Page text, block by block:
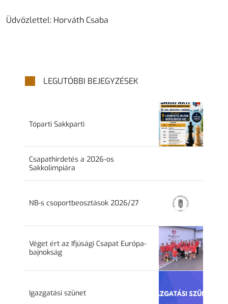
Üdvözlettel: Horváth Csaba
LEGUTÓBBI BEJEGYZÉSEK
Tóparti Sakkparti
Csapathirdetés a 2026-os
Sakkolimpiára
NB-s csoportbeosztások 2026/27
Véget ért az Ifjúsági Csapat Európa-
bajnokság
Igazgatási szünet